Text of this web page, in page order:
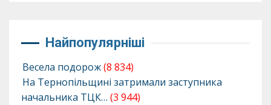
Найпопулярніші
Весела подорож(8 834)
На Тернопільщині затримали заступника
начальника ТЦК… (3 944)